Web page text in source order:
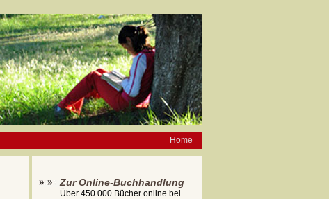
Home
Zur Online-Buchhandlung
Über 450.000 Bücher online bei